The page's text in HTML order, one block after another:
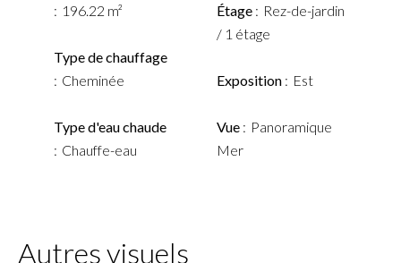
196.22 m²
Type de chauffage
Cheminée
Type d'eau chaude
Chauffe-eau
Étage
Rez-de-jardin
/ 1 étage
Exposition Est
Vue
Panoramique
Mer
Autres visuels